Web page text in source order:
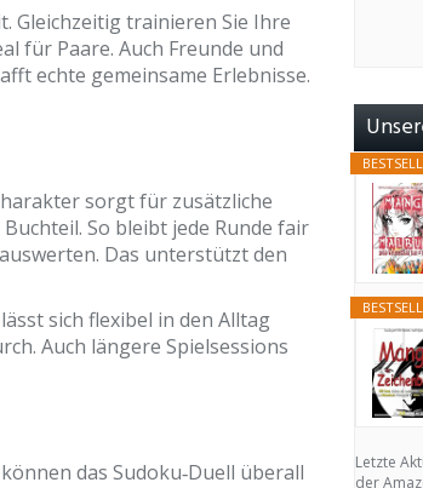
Gleichzeitig trainieren Sie Ihre
für Paare. Auch Freunde und
echte gemeinsame Erlebnisse.
sorgt für zusätzliche
So bleibt jede Runde fair
Das unterstützt den
sich flexibel in den Alltag
Auch längere Spielsessions
das Sudoku‑Duell überall
Letzte
der